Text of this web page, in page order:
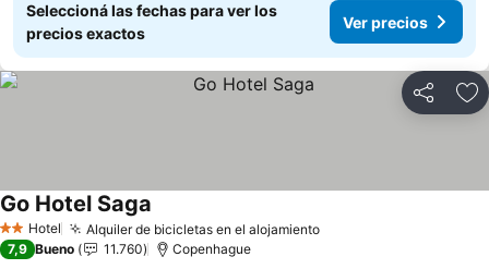
Seleccioná las fechas para ver los
precios exactos
Ver precios
Compartir
2 Estrellas
Hotel Alquiler de bicicletas en el alojamientoVer precios
Go Hotel Saga
7,9 Bueno 11.760 Copenhague